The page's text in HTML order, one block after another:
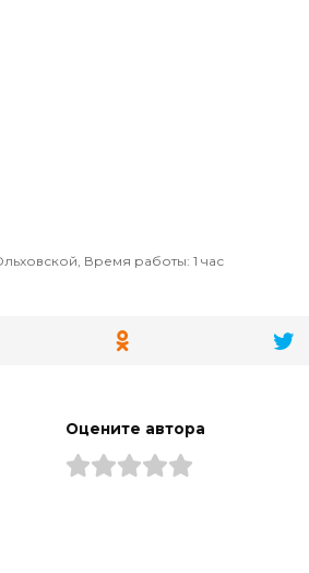
Время работы: 1 час
Оцените автора